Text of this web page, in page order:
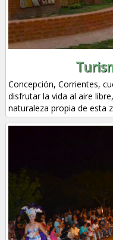
Concepción, Corrientes,
disfrutar la vida al aire
naturaleza propia de esta